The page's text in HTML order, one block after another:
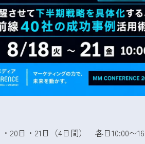
・20日・21日（4日間） 各日10:00〜